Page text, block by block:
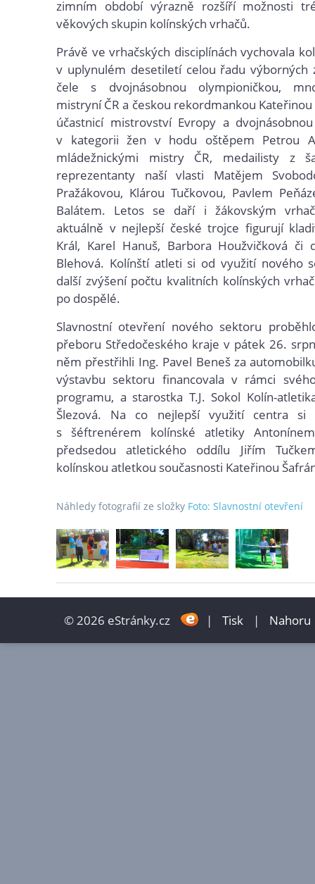
zimním období výrazně rozšíří možnosti
věkových skupin kolínských vrhačů.
Právě ve vrhačských disciplínách vychovala
v uplynulém desetiletí celou řadu výborných
čele s dvojnásobnou olympioničkou,
mistryní ČR a českou rekordmankou
účastnicí mistrovství Evropy a
v kategorii žen v hodu oštěpem Petrou
mládežnickými mistry ČR, medailisty z
reprezentanty naší vlasti Matějem
Pražákovou, Klárou Tučkovou, Pavlem
Balátem. Letos se daří i žákovským
aktuálně v nejlepší české trojce figurují
Král, Karel Hanuš, Barbora Houžvičková či
Blehová. Kolínští atleti si od využití nového
další zvýšení počtu kvalitních kolínských
po dospělé.
Slavnostní otevření nového sektoru
přeboru Středočeského kraje v pátek 26.
něm přestřihli Ing. Pavel Beneš za
výstavbu sektoru financovala v rámci
programu, a starostka T.J. Sokol Kolín-
Šlezová. Na co nejlepší využití centra
s šéftrenérem kolínské atletiky
předsedou atletického oddílu Jiřím
kolínskou atletkou současnosti Kateřinou
Náhledy fotografií ze složky Foto: Slavnostní otevření
© 2026 eStránky.cz | Tisk | Nahoru